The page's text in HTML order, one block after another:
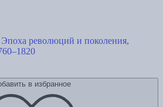
Эпоха революций и поколения,
в избранное